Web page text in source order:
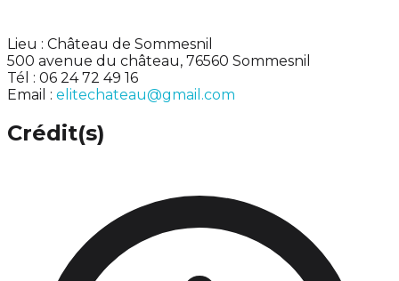
Lieu : Château de Sommesnil
500 avenue du château, 76560 Sommesnil
Tél : 06 24 72 49 16
Email : elitechateau@gmail.com
Crédit(s)